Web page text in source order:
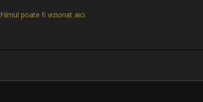
Filmul poate fi vizionat aici.